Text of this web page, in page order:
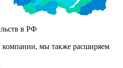
в РФ
компании, мы также расширяем